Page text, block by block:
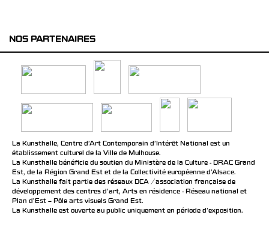
NOS PARTENAIRES
La Kunsthalle, Centre d’Art Contemporain d’Intérêt National est un
établissement culturel de la Ville de Mulhouse.
La Kunsthalle bénéficie du soutien du Ministère de la Culture - DRAC Grand
Est, de la Région Grand Est et de la Collectivité européenne d’Alsace.
La Kunsthalle fait partie des réseaux DCA / association française de
développement des centres d'art, Arts en résidence - Réseau national et
Plan d’Est – Pôle arts visuels Grand Est.
La Kunsthalle est ouverte au public uniquement en période d'exposition.